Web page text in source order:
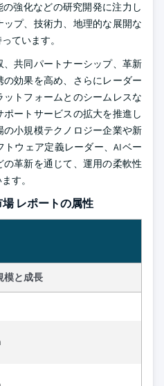
強化などの研究開発に注力し
プ、技術力、地理的な展開な
ています。
共同パートナーシップ、革新
効果を高め、さらにレーダー
トフォームとのシームレスな
ートサービスの拡大を推進し
小規模テクノロジー企業や新
ウェア定義レーダー、AIベー
革新を通じて、運用の柔軟性
す。
レポートの属性
模と成長